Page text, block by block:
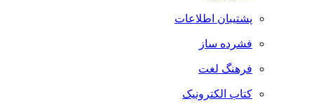
پشتیبان اطلاعات
فشرده ساز
فرهنگ لغت
کتاب الکترونیک